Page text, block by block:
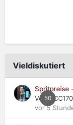
Vieldiskutiert
50
Spritpreise
Von
vor 5